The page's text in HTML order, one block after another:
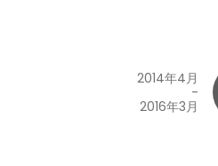
2014年4月
-
2016年3月